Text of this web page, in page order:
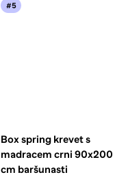
#5
Box spring krevet s
madracem crni 90x200
cm baršunasti